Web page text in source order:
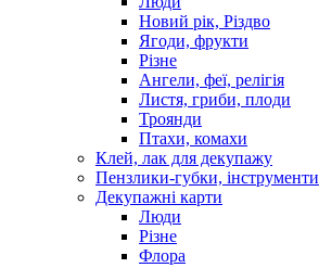
Новий рік, Різдво
Ягоди, фрукти
Різне
Ангели, феї, релігія
Листя, гриби, плоди
Троянди
Птахи, комахи
Клей, лак для декупажу
Пензлики-губки, інструменти
Декупажні карти
Люди
Різне
Флора